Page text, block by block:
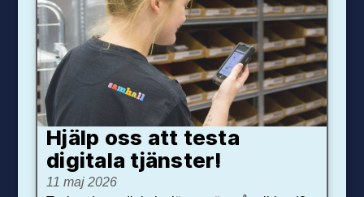
Hjälp oss att testa
digitala tjänster!
11 maj 2026